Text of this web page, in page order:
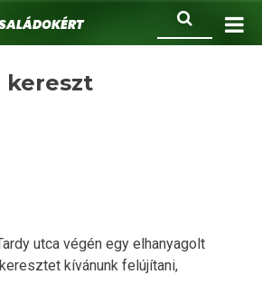
kereszt
utca végén egy elhanyagolt
kívánunk felújítani,